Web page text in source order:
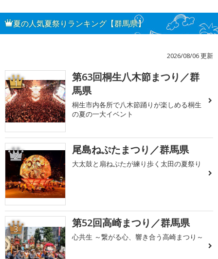
夏の人気夏祭りランキング【群馬県】
2026/08/06 更新
1
第63回桐生八木節まつり／群
馬県
桐生市内各所で八木節踊りが楽しめる桐生
の夏の一大イベント
2 尾島ねぷたまつり／群馬県
大太鼓と扇ねぷたが練り歩く太田の夏祭り
3 第52回高崎まつり／群馬県
心共生 ～繋がる心、響き合う高崎まつり～